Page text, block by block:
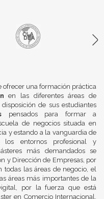
ofrecer una formación práctica
en las diferentes áreas de
de sus estudiantes
pensados para formar a
de negocios situada en
y estando a la vanguardia de
entornos profesional y
más demandados se
y Dirección de Empresas, por
las áreas de negocio, el
áreas más importantes de la
por la fuerza que está
en Comercio Internacional,